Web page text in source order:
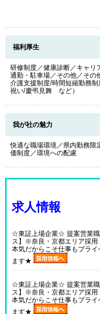
福利厚生
研修制度／健康診断／キャリ
通勤・駐車場／その他／その
介護支援制度/時間短縮勤務
祝い/慶弔見舞 など）
我が社の魅力
快適な職場環境／県内勤務限
価制度／環境への配慮
求人情報
☆東証上場企業☆ 提案営業
ス】※奈良・京都エリア採
本気だからこそ仕事もプライ
ます★
☆東証上場企業☆ 提案営業
ス】※奈良・京都エリア採
本気だからこそ仕事もプライ
ます★